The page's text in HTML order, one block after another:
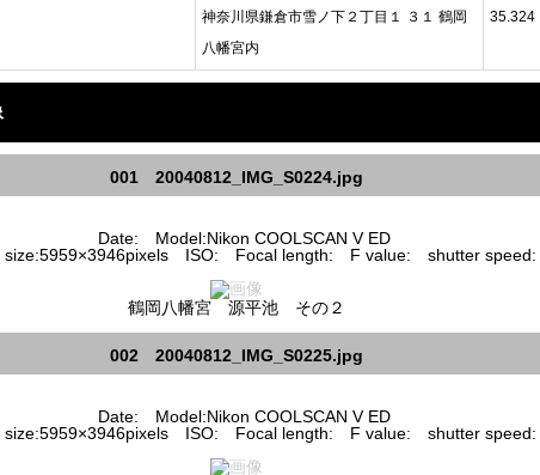
神奈川県鎌倉市雪ノ下２丁目１ ３１ 鶴岡
八幡宮内
35.324
001 20040812_IMG_S0224.jpg
Date: Model:Nikon COOLSCAN V ED
ISO: Focal length: F value: shutter speed:
鶴岡八幡宮 源平池 その２
002 20040812_IMG_S0225.jpg
Date: Model:Nikon COOLSCAN V ED
ISO: Focal length: F value: shutter speed: